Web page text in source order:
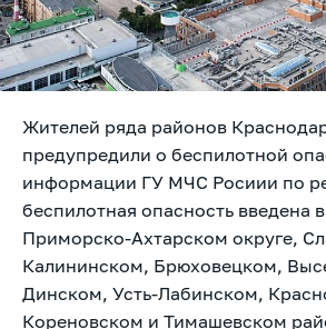
Жителей ряда районов
предупредили о беспилотной
информации ГУ МЧС Росиии по
беспилотная опасность введена
Приморско-Ахтарском округе,
Калининском, Брюховецком,
Динском, Усть-Лабинском,
Кореновском и Тимашевском